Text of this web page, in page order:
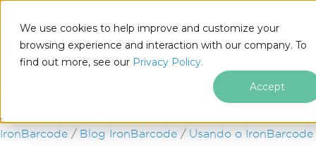
We use cookies to help improve and customize your
browsing experience and interaction with our company. To
find out more, see our Privacy Policy.
Accept
Ir para o conteúdo do rodapé
IronBarcode Blog IronBarcode
Usando o IronBarcode